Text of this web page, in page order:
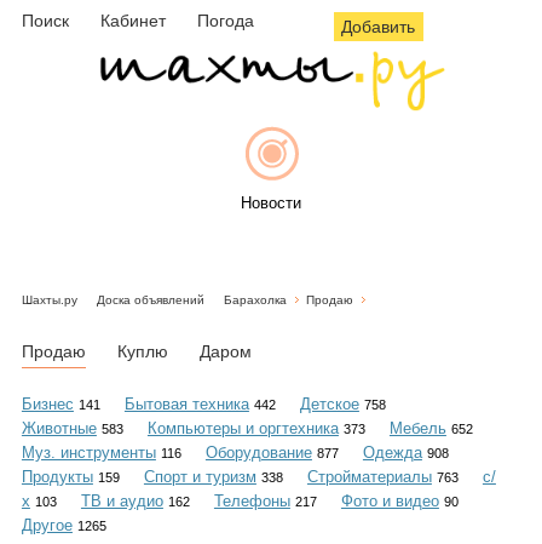
Поиск Кабинет Погода Добавить
Новости
Объявления
Шахты.ру Доска объявлений Барахолка Продаю
Продаю Куплю Даром
Бизнес 141 Бытовая техника 442 Детское 758
Животные 583 Компьютеры и оргтехника 373 Мебель 652
Муз. инструменты 116 Оборудование 877 Одежда 908
Продукты 159 Спорт и туризм 338 Стройматериалы 763
с/
х 103 ТВ и аудио 162 Телефоны 217 Фото и видео 90
Другое 1265